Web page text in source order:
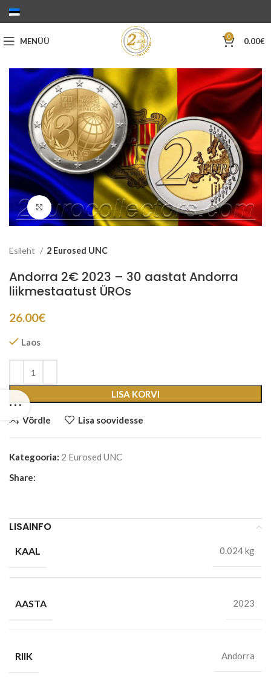
MENÜÜ 0 0.00€
Suurenda
Esileht 2 Eurosed UNC
Andorra 2€ 2023 – 30 aastat Andorra
liikmestaatust ÜROs
26.00€
Laos
LISA KORVI
Võrdle Lisa soovidesse
Kategooria: 2 Eurosed UNC
Share:
LISAINFO
KAAL 0.024 kg
AASTA 2023
RIIK Andorra